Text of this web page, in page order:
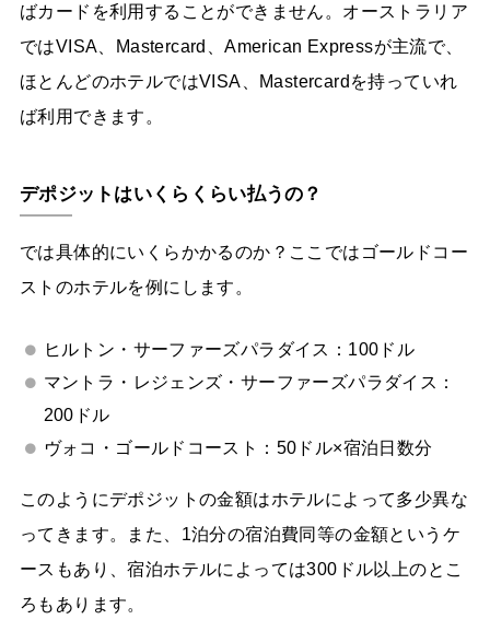
ばカードを利用することができません。オーストラリア
ではVISA、Mastercard、American Expressが主流で、
ほとんどのホテルではVISA、Mastercardを持っていれ
ば利用できます。
デポジットはいくらくらい払うの？
では具体的にいくらかかるのか？ここではゴールドコー
ストのホテルを例にします。
ヒルトン・サーファーズパラダイス：100ドル
マントラ・レジェンズ・サーファーズパラダイス：
200ドル
ヴォコ・ゴールドコースト：50ドル×宿泊日数分
このようにデポジットの金額はホテルによって多少異な
ってきます。また、1泊分の宿泊費同等の金額というケ
ースもあり、宿泊ホテルによっては300ドル以上のとこ
ろもあります。